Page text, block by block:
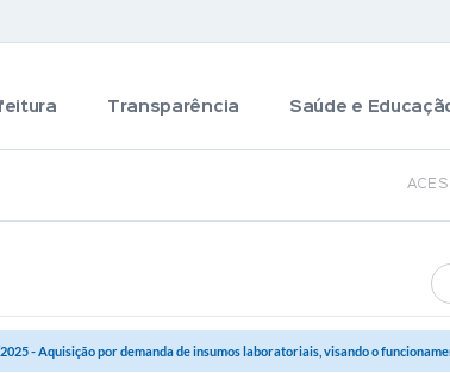
Transparência Saúde e
- Aquisição por demanda de insumos laboratoriais, visando o